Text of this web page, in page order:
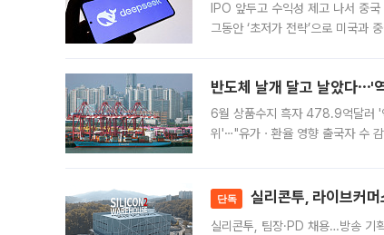
IPO 앞두고 수익성 제고 나서 중
그동안 ‘초저가 전략’으로 미국과
반도체 날개 달고 날았다⋯'
6월 상품수지 흑자 478.9억달러 '
위'⋯"유가ㆍ환율 영향 출국자 수
단독 실리콘투, 라이브커
실리콘투, 팀장·PD 채용…방송 기